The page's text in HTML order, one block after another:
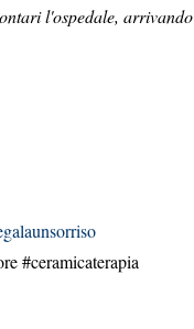
l'ospedale, arrivando
#ceramicaterapia